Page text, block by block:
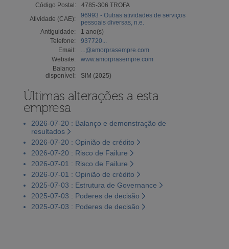
Código Postal:
4785-306 TROFA
Atividade (CAE):
96993 - Outras atividades de serviços
pessoais diversas, n.e.
Antiguidade:
1 ano(s)
Telefone:
937720...
Email:
...@amorprasempre.com
Website:
www.amorprasempre.com
Balanço
disponível:
SIM (2025)
Últimas alterações a esta
empresa
2026-07-20 : Balanço e demonstração de
resultados
2026-07-20 : Opinião de crédito
2026-07-20 : Risco de Failure
2026-07-01 : Risco de Failure
2026-07-01 : Opinião de crédito
2025-07-03 : Estrutura de Governance
2025-07-03 : Poderes de decisão
2025-07-03 : Poderes de decisão